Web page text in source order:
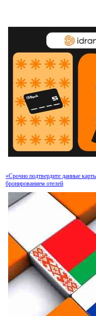
«Срочно подтвердите данные
бронированием отелей